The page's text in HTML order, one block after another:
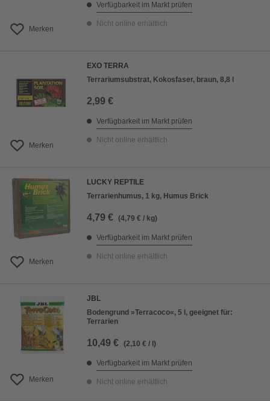
Merken
Verfügbarkeit im Markt prüfen
Nicht online erhältlich
Merken
EXO TERRA
Terrariumsubstrat, Kokosfaser, braun, 8,8 l
2,99 €
Verfügbarkeit im Markt prüfen
Nicht online erhältlich
Merken
LUCKY REPTILE
Terrarienhumus, 1 kg, Humus Brick
4,79 € (4,79 € / kg)
Verfügbarkeit im Markt prüfen
Nicht online erhältlich
Merken
JBL
Bodengrund »Terracoco«, 5 l, geeignet für:
Terrarien
10,49 € (2,10 € / l)
Verfügbarkeit im Markt prüfen
Nicht online erhältlich